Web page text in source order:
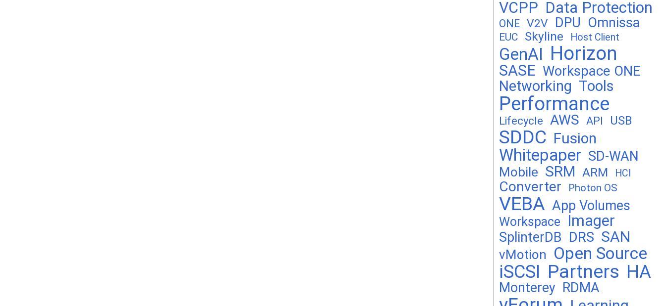
VCPP Data Protection
ONE V2V DPU Omnissa
EUC Skyline Host Client
GenAI Horizon
SASE Workspace ONE
Networking Tools
Performance
Lifecycle AWS API USB
SDDC Fusion
Whitepaper SD-WAN
Mobile SRM ARM HCI
Converter Photon OS
VEBA App Volumes
Workspace Imager
SplinterDB DRS SAN
vMotion Open Source
iSCSI Partners HA
Monterey RDMA